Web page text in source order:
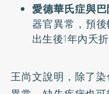
愛德華氏症與
器官異常，預
出生後1年內夭折
王尚文說明，除了